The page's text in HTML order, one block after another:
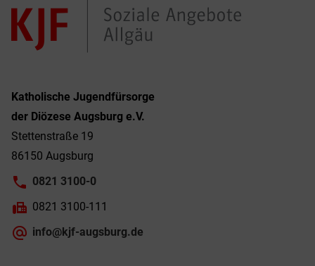
Katholische Jugendfürsorge
der Diözese Augsburg e.V.
Stettenstraße 19
86150 Augsburg
0821 3100-0
0821 3100-111
info@kjf-augsburg.de